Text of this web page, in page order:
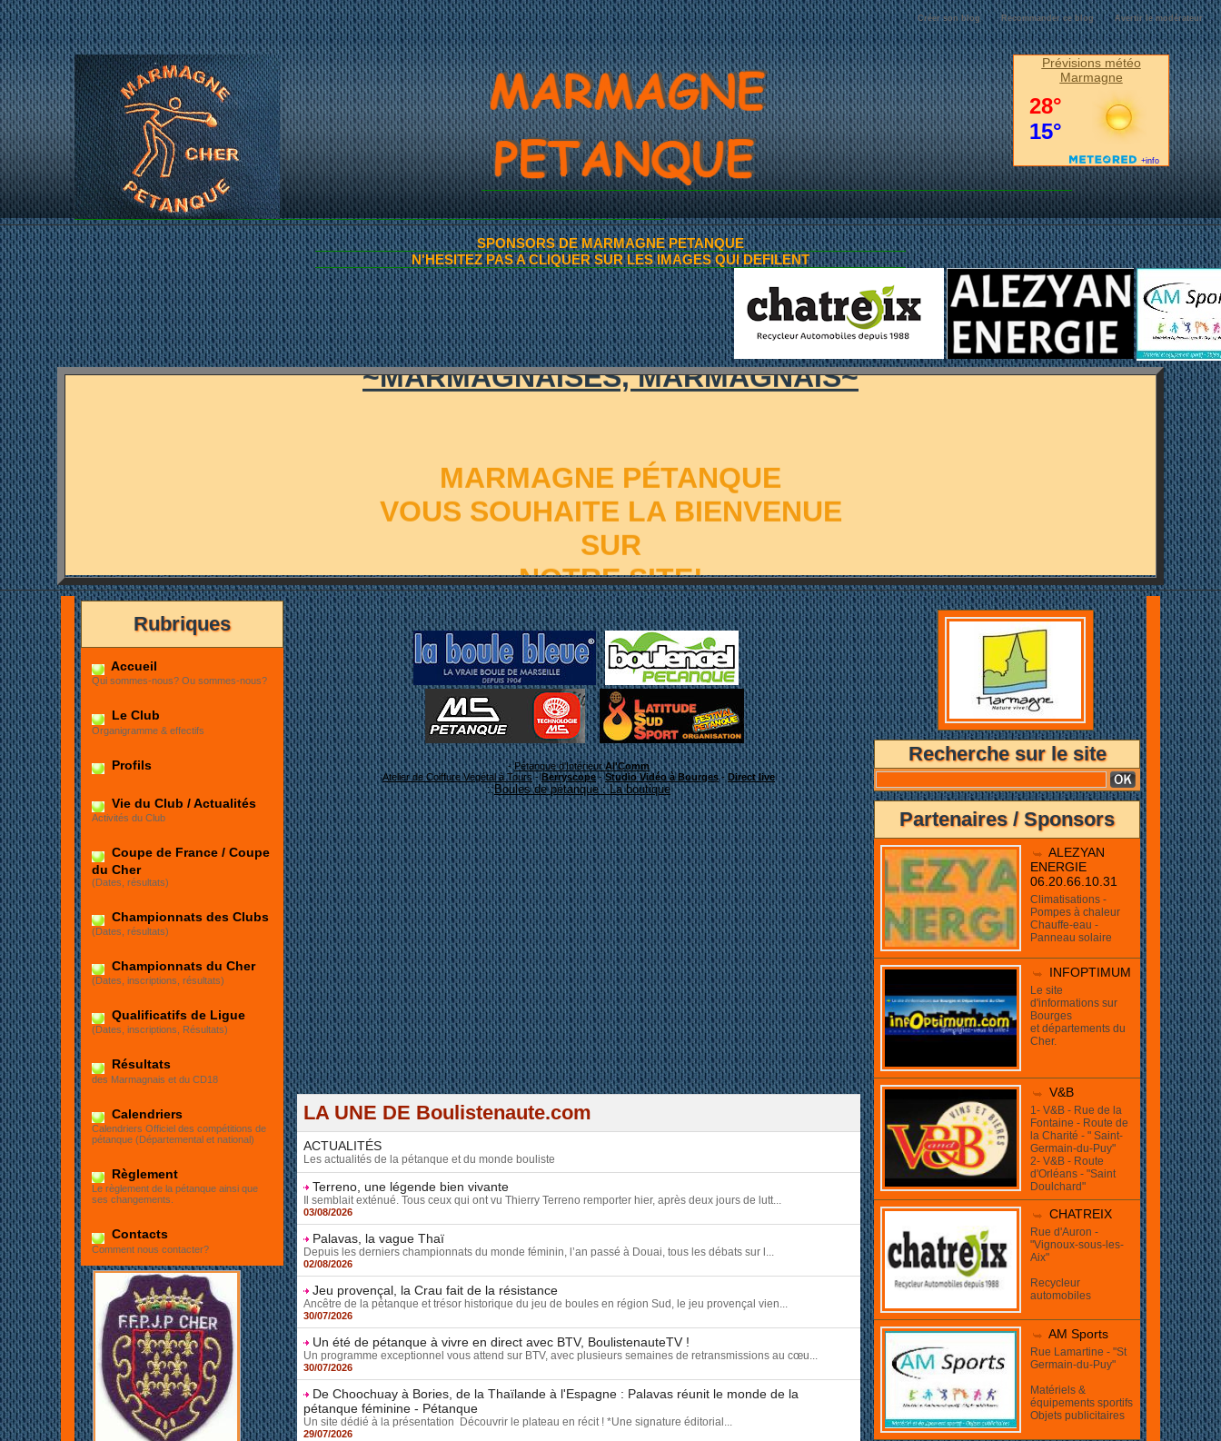
Créer son blog Recommander ce blog Avertir le modérateur
Prévisions météo
Marmagne
SPONSORS DE MARMAGNE PETANQUE
N'HESITEZ PAS A CLIQUER SUR LES IMAGES QUI DEFILENT
...LES PETITES ANNONCES DE MARMAGNE...
~AMIS PETANQUEURS~
~MARMAGNAISES, MARMAGNAIS~
MARMAGNE PÉTANQUE
VOUS SOUHAITE LA BIENVENUE
SUR
NOTRE SITE!
Bon surf!
Et plein de résultats à la pétanque!
Rubriques
Accueil
Qui sommes-nous? Ou sommes-nous?
Le Club
Organigramme & effectifs
Profils
Vie du Club / Actualités
Activités du Club
Coupe de France / Coupe
du Cher
(Dates, résultats)
Championnats des Clubs
(Dates, résultats)
Championnats du Cher
(Dates, inscriptions, résultats)
Qualificatifs de Ligue
(Dates, inscriptions, Résultats)
Résultats
des Marmagnais et du CD18
Calendriers
Calendriers Officiel des compétitions de
pétanque (Départemental et national)
Règlement
Le règlement de la pétanque ainsi que
ses changements.
Contacts
Comment nous contacter?
-Pétanque d'IntérieurAl'Comm
Atelier de Coiffure Végétal à Tours-Berryscope-Studio Vidéo à Bourges-Direct live
::Boules de pétanque : La boutique
LA UNE DE Boulistenaute.com
ACTUALITÉS
Les actualités de la pétanque et du monde bouliste
Terreno, une légende bien vivante
Il semblait exténué. Tous ceux qui ont vu Thierry Terreno remporter hier, après deux jours de lutt...
03/08/2026
Palavas, la vague Thaï
Depuis les derniers championnats du monde féminin, l’an passé à Douai, tous les débats sur l...
02/08/2026
Jeu provençal, la Crau fait de la résistance
Ancêtre de la pétanque et trésor historique du jeu de boules en région Sud, le jeu provençal vien...
30/07/2026
Un été de pétanque à vivre en direct avec BTV, BoulistenauteTV !
Un programme exceptionnel vous attend sur BTV, avec plusieurs semaines de retransmissions au cœu...
30/07/2026
De Choochuay à Bories, de la Thaïlande à l'Espagne : Palavas réunit le monde de la
pétanque féminine - Pétanque
Un site dédié à la présentation Découvrir le plateau en récit ! *Une signature éditorial...
29/07/2026
Recherche sur le site
Partenaires / Sponsors
ALEZYAN
ENERGIE
06.20.66.10.31
Climatisations -
Pompes à chaleur
Chauffe-eau -
Panneau solaire
INFOPTIMUM
Le site
d'informations sur
Bourges
et départements du
Cher.
V&B
1- V&B - Rue de la
Fontaine - Route de
la Charité - " Saint-
Germain-du-Puy"
2- V&B - Route
d'Orléans - "Saint
Doulchard"
CHATREIX
Rue d'Auron -
"Vignoux-sous-les-
Aix"
Recycleur
automobiles
AM Sports
Rue Lamartine - "St
Germain-du-Puy"
Matériels &
équipements sportifs
Objets publicitaires